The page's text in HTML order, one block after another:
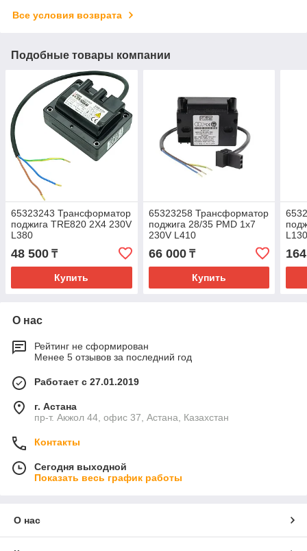
Все условия возврата
Подобные товары компании
65323243 Трансформатор
поджига TRE820 2X4 230V
L380
48 500 ₸
Купить
65323258 Трансформатор
поджига 28/35 PMD 1x7
230V L410
66 000₸
Купить
О нас
Рейтинг не сформирован
Менее 5 отзывов за последний год
Работает с 27.01.2019
г. Астана
пр-т. Акжол 44, офис 37, Астана, Казахстан
Контакты
Сегодня выходной
Показать весь график работы
О нас